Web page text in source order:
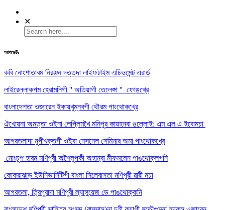
✕
আপডেট:
কবি নোংশাতাবম নিরঞ্জন দত্তদা লাইফটাইম এচিভমেন্ট এৱার্ড
লাইরেল্লাকপম হেরামনিগী '' অতিয়াগী তেলেঙ্গা '' ফোঙখ্রে
বাংলাদেশতা ওজারেন ইকায়খুম্নবগী থৌরম পাংথোকখ্রে
ঐখোয়না অমত্তা ওইনা লেপ্লিমখৈ মনিপুর কায়হনবা ঙল্লোই: এম এল এ ইবোমচা
আগরতলাদা নুপীখক্তগী ওইবা নেসনেল সেমিনার অমা পাংথোকখ্রে
নোংচুপ হারম মণিপুরী অশৈলুপকী অহান্বা মীফমলেন পাঙথোক্লগনি
কোকরাঝাড় ইউনিভার্সিটিগী বাংলা সিলেবাসতা মণিপুরী ৱারী মচা
আগরতলা, ত্রিপুরাদা মণিপুরী ল্যাঙ্গুয়েজ ডে পাঙথোক্কনি